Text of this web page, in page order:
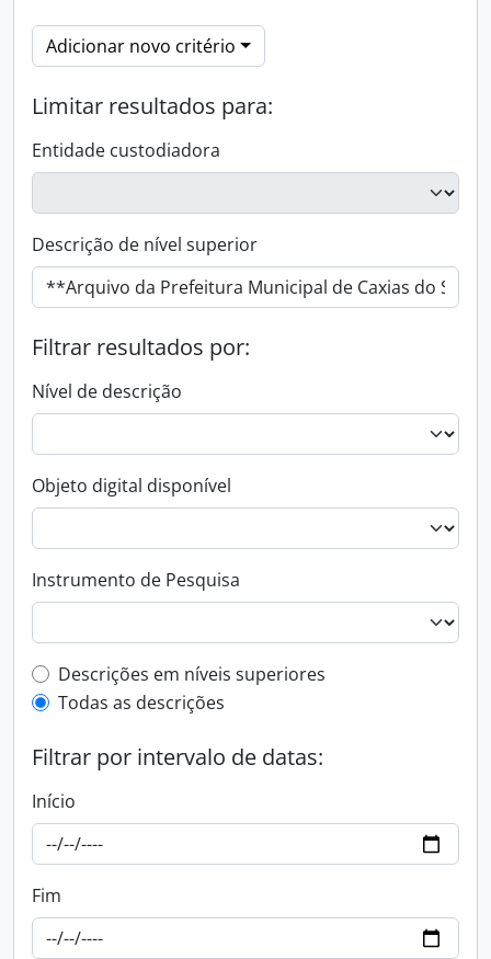
Adicionar novo critério
Limitar resultados para:
Entidade custodiadora
Descrição de nível superior
Filtrar resultados por:
Nível de descrição
Objeto digital disponível
Instrumento de Pesquisa
Filtro de descrição de nível superior
Descrições em níveis superiores
Todas as descrições
Filtrar por intervalo de datas:
Início
Fim